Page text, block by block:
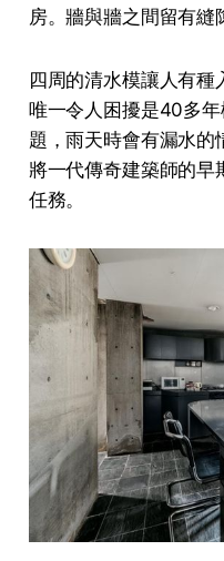
房。牆與牆之間留有縫
四周的清水模讓人有種
唯一令人困擾是40多
題，雨天時會有漏水的
將一代傳奇建築師的早
任務。